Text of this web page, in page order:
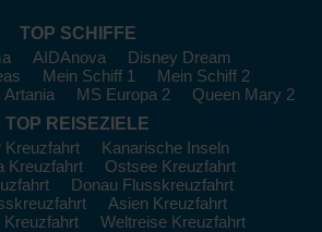
TOP SCHIFFE
AIDAnova
Disney Dream
Mein Schiff 1
Mein Schiff 2
Artania MS Europa 2
Queen Mary 2
TOP REISEZIELE
Kreuzfahrt
Kanarische Inseln
Kreuzfahrt
Ostsee Kreuzfahrt
Donau Flusskreuzfahrt
Asien Kreuzfahrt
Kreuzfahrt
Weltreise Kreuzfahrt